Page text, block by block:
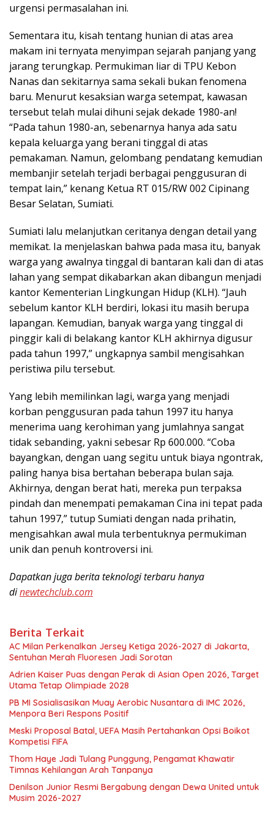
urgensi permasalahan ini.
Sementara itu, kisah tentang hunian di atas area
makam ini ternyata menyimpan sejarah panjang yang
jarang terungkap. Permukiman liar di TPU Kebon
Nanas dan sekitarnya sama sekali bukan fenomena
baru. Menurut kesaksian warga setempat, kawasan
tersebut telah mulai dihuni sejak dekade 1980-an!
“Pada tahun 1980-an, sebenarnya hanya ada satu
kepala keluarga yang berani tinggal di atas
pemakaman. Namun, gelombang pendatang kemudian
membanjir setelah terjadi berbagai penggusuran di
tempat lain,” kenang Ketua RT 015/RW 002 Cipinang
Besar Selatan, Sumiati.
Sumiati lalu melanjutkan ceritanya dengan detail yang
memikat. Ia menjelaskan bahwa pada masa itu, banyak
warga yang awalnya tinggal di bantaran kali dan di atas
lahan yang sempat dikabarkan akan dibangun menjadi
kantor Kementerian Lingkungan Hidup (KLH). “Jauh
sebelum kantor KLH berdiri, lokasi itu masih berupa
lapangan. Kemudian, banyak warga yang tinggal di
pinggir kali di belakang kantor KLH akhirnya digusur
pada tahun 1997,” ungkapnya sambil mengisahkan
peristiwa pilu tersebut.
Yang lebih memilinkan lagi, warga yang menjadi
korban penggusuran pada tahun 1997 itu hanya
menerima uang kerohiman yang jumlahnya sangat
tidak sebanding, yakni sebesar Rp 600.000. “Coba
bayangkan, dengan uang segitu untuk biaya ngontrak,
paling hanya bisa bertahan beberapa bulan saja.
Akhirnya, dengan berat hati, mereka pun terpaksa
pindah dan menempati pemakaman Cina ini tepat pada
tahun 1997,” tutup Sumiati dengan nada prihatin,
mengisahkan awal mula terbentuknya permukiman
unik dan penuh kontroversi ini.
Dapatkan juga berita teknologi terbaru hanya
dinewtechclub.com
Berita Terkait
AC Milan Perkenalkan Jersey Ketiga 2026-2027 di Jakarta,
Sentuhan Merah Fluoresen Jadi Sorotan
Adrien Kaiser Puas dengan Perak di Asian Open 2026, Target
Utama Tetap Olimpiade 2028
PB MI Sosialisasikan Muay Aerobic Nusantara di IMC 2026,
Menpora Beri Respons Positif
Meski Proposal Batal, UEFA Masih Pertahankan Opsi Boikot
Kompetisi FIFA
Thom Haye Jadi Tulang Punggung, Pengamat Khawatir
Timnas Kehilangan Arah Tanpanya
Denilson Junior Resmi Bergabung dengan Dewa United untuk
Musim 2026-2027